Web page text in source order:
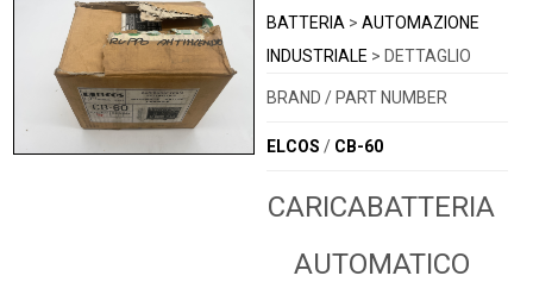
BATTERIA > AUTOMAZIONE
INDUSTRIALE > DETTAGLIO
BRAND / PART NUMBER
ELCOS / CB-60
CARICABATTERIA
AUTOMATICO